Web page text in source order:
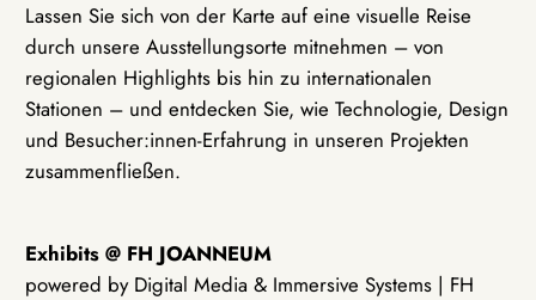
Lassen Sie sich von der Karte auf eine visuelle Reise
durch unsere Ausstellungsorte mitnehmen – von
regionalen Highlights bis hin zu internationalen
Stationen – und entdecken Sie, wie Technologie, Design
und Besucher:innen-Erfahrung in unseren Projekten
zusammenfließen.
Exhibits @ FH JOANNEUM
powered by Digital Media & Immersive Systems | FH